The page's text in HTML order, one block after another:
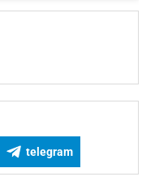
telegram